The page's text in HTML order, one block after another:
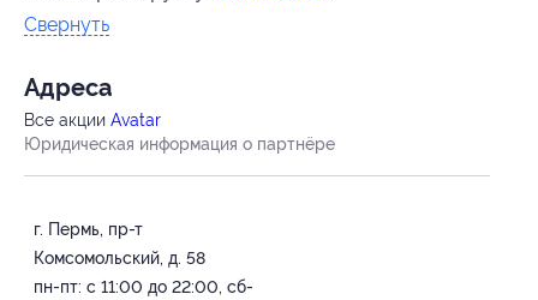
Свернуть
Адресa
Все акции Avatar
Юридическая информация о партнёре
г. Пермь, пр-т
Комсомольский, д. 58
пн-пт: с 11:00 до 22:00, сб-